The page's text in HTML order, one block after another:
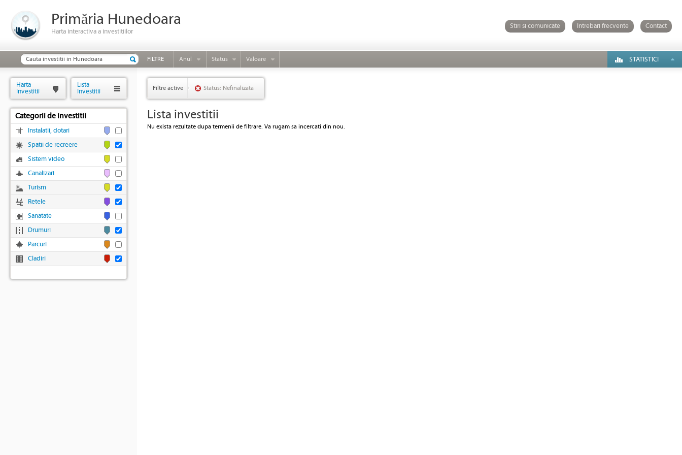
Primăria Hunedoara
Harta interactiva a investitiilor
Stiri si comunicate Intrebari frecvente Contact
FILTRE Anul Status Valoare STATISTICI
Filtre active Status: Nefinalizata
Lista investitii
Nu exista rezultate dupa termenii de filtrare. Va rugam sa incercati din nou.
Harta
Investitii
Lista
Investitii
Categorii de investitii
Instalatii, dotari
Spatii de recreere
Sistem video
Canalizari
Turism
Retele
Sanatate
Drumuri
Parcuri
Cladiri